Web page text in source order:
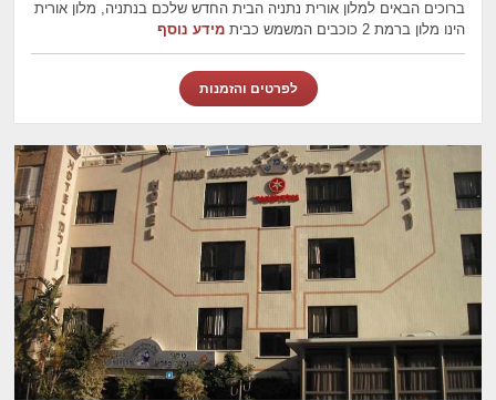
ברוכים הבאים למלון אורית נתניה הבית החדש שלכם בנתניה, מלון אורית
הינו מלון ברמת 2 כוכבים המשמש כבית
מידע נוסף
לפרטים והזמנות